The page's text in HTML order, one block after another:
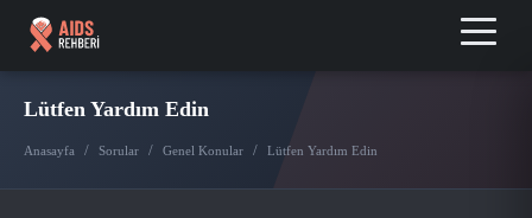
Lütfen Yardım Edin
Anasayfa / Sorular / Genel Konular / Lütfen Yardım Edin